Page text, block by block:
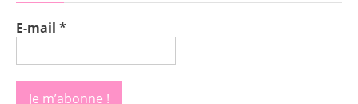
E-mail *